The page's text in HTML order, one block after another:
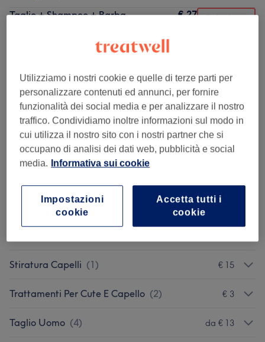
Taglio + Shampoo + Barba
Dettagli importanti del trattamento
€ 27 Seleziona
30 min
Dettagli importanti del trattamento
Mostra altri 4 servizi che corrispondono...
Non è quello che cercavi?
Sfoglia la lista dei servizi
(6)
Stiratura Capelli (1) € 15
Trattamenti Per Cute E Capello (2) € 3
Taglio Uomo (4) da € 13
Utilizziamo i nostri cookie e quelle di terze parti per
personalizzare contenuti ed annunci, per fornire
funzionalità dei social media e per analizzare il nostro
traffico. Condividiamo inoltre informazioni sul modo in
cui utilizza il nostro sito con i nostri partner che si
occupano di analisi dei dati web, pubblicità e social
media. Informativa sui cookie
Accetta tutti i
cookie
Impostazioni
cookie